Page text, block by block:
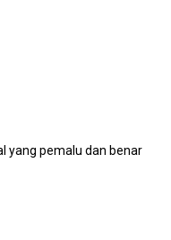
yang pemalu dan benar